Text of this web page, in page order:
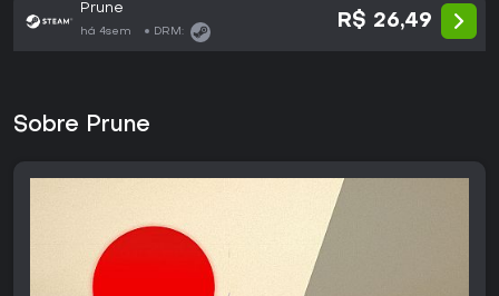
Prune
há 4sem DRM:
R$ 26,49
Sobre Prune